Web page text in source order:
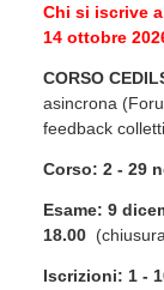
Chi si iscrive
14 ottobre
CORSO
asincrona
feedback
Corso: 2 - 29
Esame: 9
18.00
Iscrizioni: 1 -